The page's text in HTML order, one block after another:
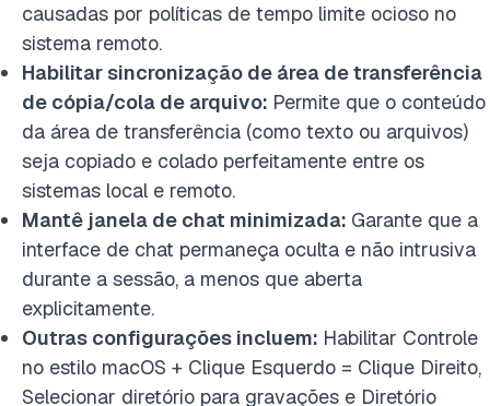
causadas por políticas de tempo limite ocioso no
sistema remoto.
Habilitar sincronização de área de transferência
de cópia/cola de arquivo: Permite que o conteúdo
da área de transferência (como texto ou arquivos)
seja copiado e colado perfeitamente entre os
sistemas local e remoto.
Mantê janela de chat minimizada: Garante que a
interface de chat permaneça oculta e não intrusiva
durante a sessão, a menos que aberta
explicitamente.
Outras configurações incluem: Habilitar Controle
no estilo macOS + Clique Esquerdo = Clique Direito,
Selecionar diretório para gravações e Diretório